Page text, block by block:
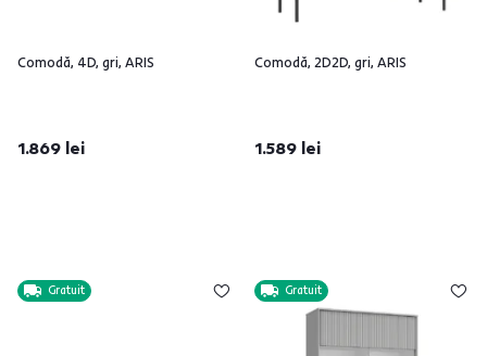
Comodă, 4D, gri, ARIS
1.869 lei
Comodă, 2D2D, gri, ARIS
1.589 lei
Gratuit Gratuit